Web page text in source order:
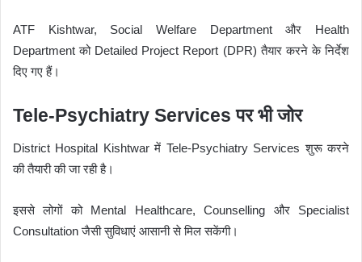
ATF Kishtwar, Social Welfare Department और Health
Department को Detailed Project Report (DPR) तैयार करने के निर्देश
दिए गए हैं।
Tele-Psychiatry Services पर भी जोर
District Hospital Kishtwar में Tele-Psychiatry Services शुरू करने
की तैयारी की जा रही है।
इससे लोगों को Mental Healthcare, Counselling और Specialist
Consultation जैसी सुविधाएं आसानी से मिल सकेंगी।